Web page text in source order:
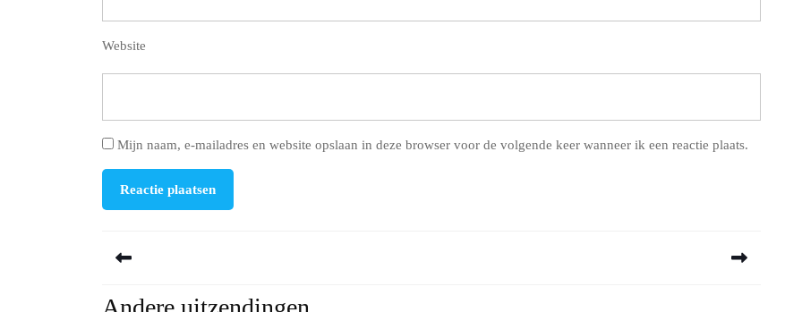
Website
Mijn naam, e-mailadres en website opslaan in deze browser voor de volgende keer wanneer ik een reactie plaats.
Previous